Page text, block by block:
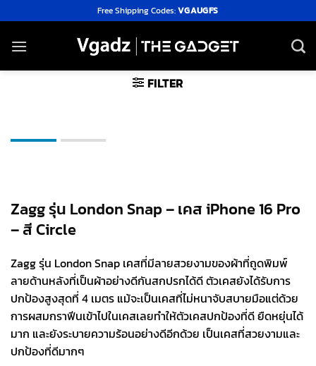
to
content
Free Shipping Codes:VGAUGFS
FILTER
Zagg รุ่น London Snap – เคส iPhone 16 Pro
– สี Circle
Zagg รุ่น London Snap เคสที่มีลายสวยงามของผ้าที่ถูดพิมพ์
ลายด้านหลังที่เป็นผ้าอย่างดีกันสกปรกได้ดี ตัวเคสยังได้รับการ
ปกป้องสูงสุดที่ 4 เมตร แม้จะเป็นเคสที่ไม่หนาจับสบายมือแต่ด้วย
การผสมกราฟีนเข้าไปในเคสเลยทำให้ตัวเคสปกป้องที่ดี ยืดหยุ่นได้
มาก และยังระบายความร้อนอย่างดีอีกด้วย เป็นเคสที่สวยงามและ
ปกป้องที่ดีมากๆ